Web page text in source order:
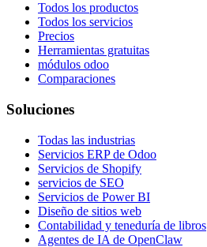
Todos los productos
Todos los servicios
Precios
Herramientas gratuitas
módulos odoo
Comparaciones
Soluciones
Todas las industrias
Servicios ERP de Odoo
Servicios de Shopify
servicios de SEO
Servicios de Power BI
Diseño de sitios web
Contabilidad y teneduría de libros
Agentes de IA de OpenClaw